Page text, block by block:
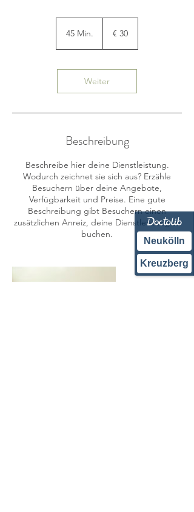
Neukölln
Kreuzberg
45 Min.
i
n
.
€ 30
Weiter
Beschreibung
Beschreibe hier deine Dienstleistung.
Wodurch zeichnet sie sich aus? Erzähle
Besuchern über deine Angebote,
Verfügbarkeit und Preise. Eine gute
Beschreibung gibt Besuchern einen
zusätzlichen Anreiz, deine Dienstleistung zu
buchen.